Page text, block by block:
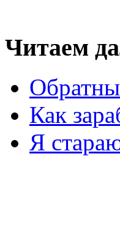
Читаем
Как
Я